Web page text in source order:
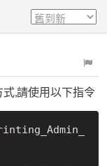
,請使用以下指令